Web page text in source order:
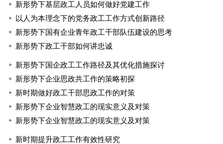
新形势下基层政工人员如何做好党建工作
以人为本理念下的党务政工工作方式创新路径
新形势下国有企业青年政工干部队伍建设的思考
新形势下政工干部如何讲忠诚
新形势下国企政工工作路径及其优化措施探讨
新形势下企业思政共工作的策略初探
新时期做好政工干部思政工作的对策
新形势下企业智慧政工的现实意义及对策
新形势下企业智慧政工的现实意义及对策
新时期提升政工工作有效性研究